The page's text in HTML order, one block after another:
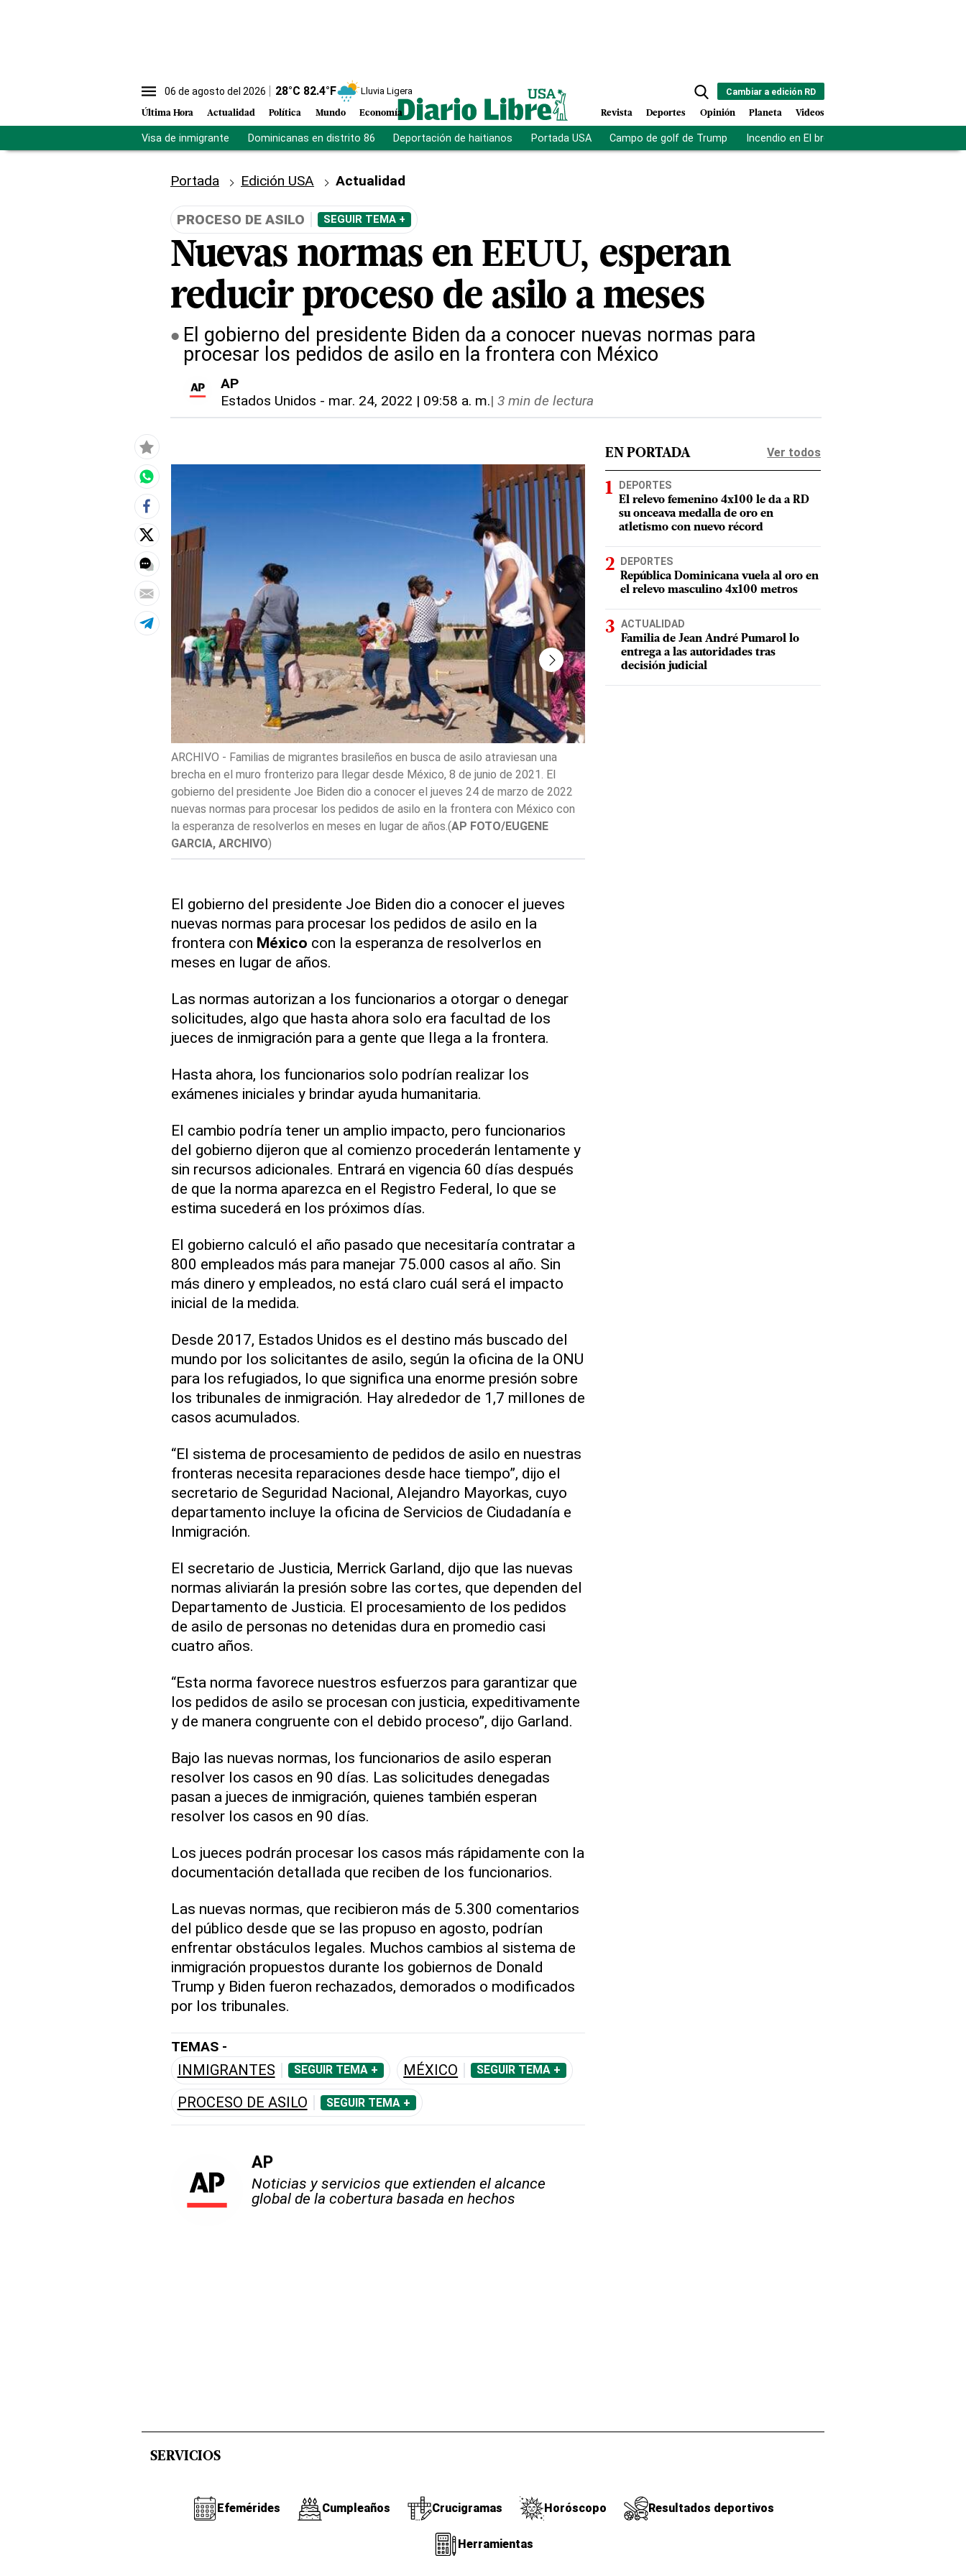
06 de agosto del 2026 28°C 82.4°F Lluvia Ligera
Última Hora Actualidad Política Mundo Economía
Cambiar a edición RD
Revista Deportes Opinión Planeta Videos
Visa de inmigrante Dominicanas en distrito 86 Deportación de haitianos Portada USA Campo de golf de Trump Incendio en El bronx
Portada Edición USA Actualidad
PROCESO DE ASILO SEGUIR TEMA +
Nuevas normas en EEUU, esperan
reducir proceso de asilo a meses
El gobierno del presidente Biden da a conocer nuevas normas para
procesar los pedidos de asilo en la frontera con México
AP
Estados Unidos - mar. 24, 2022 | 09:58 a. m.| 3 min de lectura
ARCHIVO - Familias de migrantes brasileños en busca de asilo atraviesan una
brecha en el muro fronterizo para llegar desde México, 8 de junio de 2021. El
gobierno del presidente Joe Biden dio a conocer el jueves 24 de marzo de 2022
nuevas normas para procesar los pedidos de asilo en la frontera con México con
la esperanza de resolverlos en meses en lugar de años. (AP FOTO/EUGENE
GARCIA, ARCHIVO)
El gobierno del presidente Joe Biden dio a conocer el jueves
nuevas normas para procesar los pedidos de asilo en la
frontera con México con la esperanza de resolverlos en
meses en lugar de años.
Las normas autorizan a los funcionarios a otorgar o denegar
solicitudes, algo que hasta ahora solo era facultad de los
jueces de inmigración para a gente que llega a la frontera.
Hasta ahora, los funcionarios solo podrían realizar los
exámenes iniciales y brindar ayuda humanitaria.
El cambio podría tener un amplio impacto, pero funcionarios
del gobierno dijeron que al comienzo procederán lentamente y
sin recursos adicionales. Entrará en vigencia 60 días después
de que la norma aparezca en el Registro Federal, lo que se
estima sucederá en los próximos días.
El gobierno calculó el año pasado que necesitaría contratar a
800 empleados más para manejar 75.000 casos al año. Sin
más dinero y empleados, no está claro cuál será el impacto
inicial de la medida.
Desde 2017, Estados Unidos es el destino más buscado del
mundo por los solicitantes de asilo, según la oficina de la ONU
para los refugiados, lo que significa una enorme presión sobre
los tribunales de inmigración. Hay alrededor de 1,7 millones de
casos acumulados.
“El sistema de procesamiento de pedidos de asilo en nuestras
fronteras necesita reparaciones desde hace tiempo”, dijo el
secretario de Seguridad Nacional, Alejandro Mayorkas, cuyo
departamento incluye la oficina de Servicios de Ciudadanía e
Inmigración.
El secretario de Justicia, Merrick Garland, dijo que las nuevas
normas aliviarán la presión sobre las cortes, que dependen del
Departamento de Justicia. El procesamiento de los pedidos
de asilo de personas no detenidas dura en promedio casi
cuatro años.
“Esta norma favorece nuestros esfuerzos para garantizar que
los pedidos de asilo se procesan con justicia, expeditivamente
y de manera congruente con el debido proceso”, dijo Garland.
Bajo las nuevas normas, los funcionarios de asilo esperan
resolver los casos en 90 días. Las solicitudes denegadas
pasan a jueces de inmigración, quienes también esperan
resolver los casos en 90 días.
Los jueces podrán procesar los casos más rápidamente con la
documentación detallada que reciben de los funcionarios.
Las nuevas normas, que recibieron más de 5.300 comentarios
del público desde que se las propuso en agosto, podrían
enfrentar obstáculos legales. Muchos cambios al sistema de
inmigración propuestos durante los gobiernos de Donald
Trump y Biden fueron rechazados, demorados o modificados
por los tribunales.
TEMAS -
INMIGRANTES SEGUIR TEMA + MÉXICO SEGUIR TEMA +
PROCESO DE ASILO SEGUIR TEMA +
AP
Noticias y servicios que extienden el alcance
global de la cobertura basada en hechos
EN PORTADA Ver todos
DEPORTES
El relevo femenino 4x100 le da a RD
su onceava medalla de oro en
atletismo con nuevo récord
DEPORTES
República Dominicana vuela al oro en
el relevo masculino 4x100 metros
ACTUALIDAD
Familia de Jean André Pumarol lo
entrega a las autoridades tras
decisión judicial
SERVICIOS
Efemérides Cumpleaños Crucigramas Horóscopo Resultados deportivos
Herramientas